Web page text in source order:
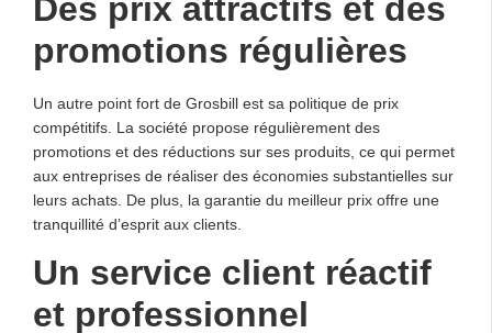
Des prix attractifs et des
promotions régulières
Un autre point fort de Grosbill est sa politique de prix
compétitifs. La société propose régulièrement des
promotions et des réductions sur ses produits, ce qui permet
aux entreprises de réaliser des économies substantielles sur
leurs achats. De plus, la garantie du meilleur prix offre une
tranquillité d’esprit aux clients.
Un service client réactif
et professionnel